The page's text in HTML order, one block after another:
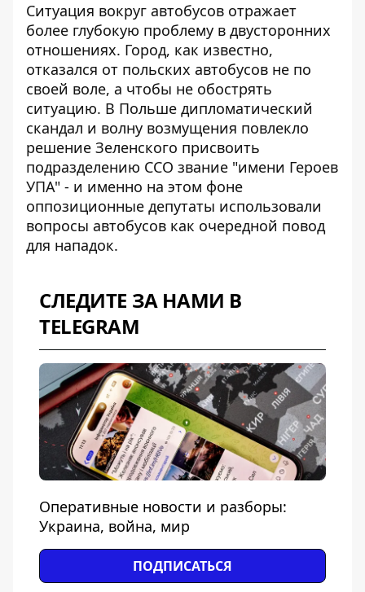
Ситуация вокруг автобусов отражает
более глубокую проблему в двусторонних
отношениях. Город, как известно,
отказался от польских автобусов не по
своей воле, а чтобы не обострять
ситуацию. В Польше дипломатический
скандал и волну возмущения повлекло
решение Зеленского присвоить
подразделению ССО звание "имени Героев
УПА" - и именно на этом фоне
оппозиционные депутаты использовали
вопросы автобусов как очередной повод
для нападок.
СЛЕДИТЕ ЗА НАМИ В
TELEGRAM
Оперативные новости и разборы:
Украина, война, мир
ПОДПИСАТЬСЯ